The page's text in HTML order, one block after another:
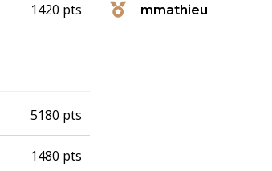
1420 pts mmathieu
5180 pts
1480 pts